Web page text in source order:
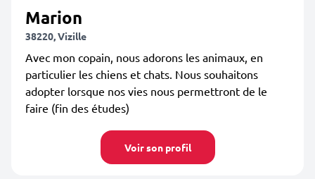
Marion
38220, Vizille
Avec mon copain, nous adorons les animaux, en
particulier les chiens et chats. Nous souhaitons
adopter lorsque nos vies nous permettront de le
faire (fin des études)
Voir son profil